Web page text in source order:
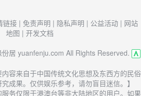
链接 | 免责声明 | 隐私声明 | 公益活动 | 网站
地图 | 开发文档
居 yuanfenju.com All Rights Reserved.
内容来自于中国传统文化思想及东西方的民俗
成果。仅供娱乐参考，请勿盲目迷信。】
服务仅限于港澳台等非大陆地区的用户。如果